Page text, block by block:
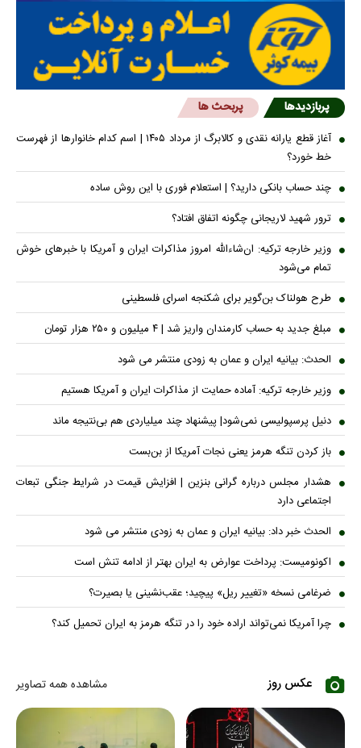
پربازدیدها پربحث ها
آغاز قطع یارانه نقدی و کالابرگ از مرداد ۱۴۰۵ | اسم کدام خانوار‌ها از فهرست
خط خورد؟
چند حساب بانکی دارید؟ | استعلام فوری با این روش ساده
ترور شهید لاریجانی چگونه اتفاق افتاد؟
وزیر خارجه ترکیه: ان‌شاءالله امروز مذاکرات ایران و آمریکا با خبرهای خوش
تمام می‌شود
طرح هولناک بن‌گویر برای شکنجه اسرای فلسطینی
مبلغ جدید به حساب کارمندان واریز شد | ۴ میلیون و ۲۵۰ هزار تومان
الحدث: بیانیه ایران و عمان به زودی منتشر می شود
وزیر خارجه ترکیه: آماده حمایت از مذاکرات ایران و آمریکا هستیم
دنیل پرسپولیسی نمی‌شود| پیشنهاد چند میلیاردی هم بی‌نتیجه ماند
باز کردن تنگه هرمز یعنی نجات آمریکا از بن‌بست
هشدار مجلس درباره گرانی بنزین | افزایش قیمت در شرایط جنگی تبعات
اجتماعی دارد
الحدث خبر داد: بیانیه ایران و عمان به زودی منتشر می شود
اکونومیست: پرداخت عوارض به ایران بهتر از ادامه تنش است
ضرغامی نسخه «تغییر ریل» پیچید؛ عقب‌نشینی یا بصیرت؟
چرا آمریکا نمی‌تواند اراده خود را در تنگه هرمز به ایران تحمیل کند؟
عکس روز مشاهده همه تصاویر